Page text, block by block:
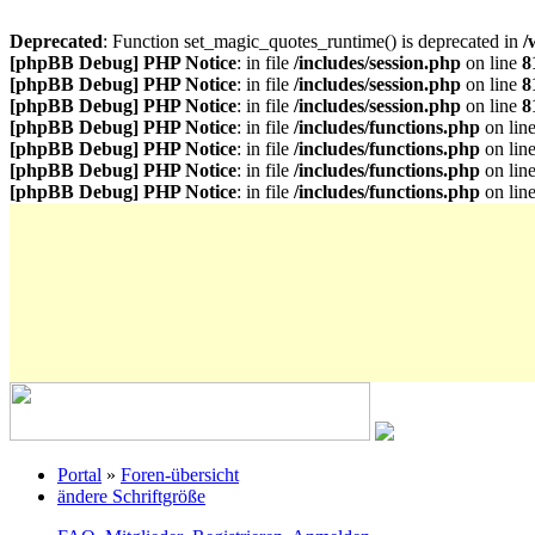
Deprecated: Function set_magic_quotes_runtime() is deprecated in /
[phpBB Debug] PHP Notice: in file /includes/session.php on line
[phpBB Debug] PHP Notice: in file /includes/session.php on line
[phpBB Debug] PHP Notice: in file /includes/session.php on line
[phpBB Debug] PHP Notice: in file /includes/functions.php on
[phpBB Debug] PHP Notice: in file /includes/functions.php on
[phpBB Debug] PHP Notice: in file /includes/functions.php on
[phpBB Debug] PHP Notice: in file /includes/functions.php on
Portal » Foren-übersicht
ändere Schriftgröße